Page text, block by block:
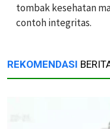
tombak kesehatan
contoh integritas.
REKOMENDASI